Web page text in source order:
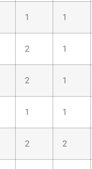
1 1
2 1
2 1
1 1
2 2